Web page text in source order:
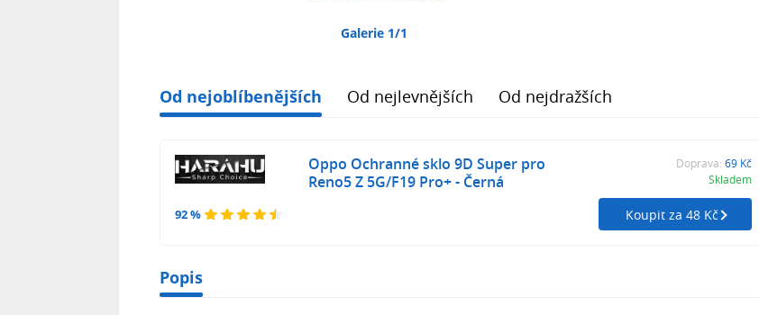
Galerie 1/1
Od nejoblíbenějších Od nejlevnějších Od nejdražších
92 %
Oppo Ochranné sklo 9D Super pro
Reno5 Z 5G/F19 Pro+ - Černá
Doprava: 69 Kč
Skladem
Koupit za 48 Kč
Popis